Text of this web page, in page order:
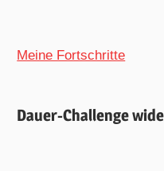
Meine Fortschritte
Dauer-Challenge